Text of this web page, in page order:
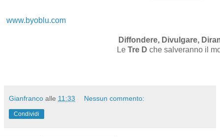
www.byoblu.com
Diffondere, Divulgare,
Le Tre D che salveranno il
Gianfranco alle 11:33 Nessun commento:
Condividi